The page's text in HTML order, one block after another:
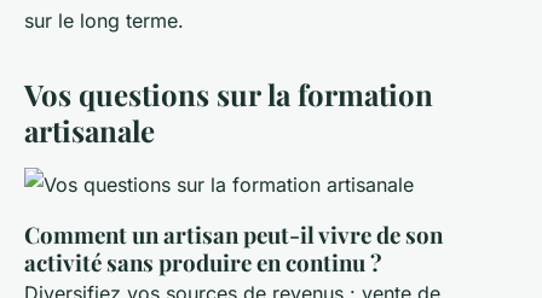
sur le long terme.
Vos questions sur la formation
artisanale
Comment un artisan peut-il vivre de son
activité sans produire en continu ?
Diversifiez vos sources de revenus : vente de